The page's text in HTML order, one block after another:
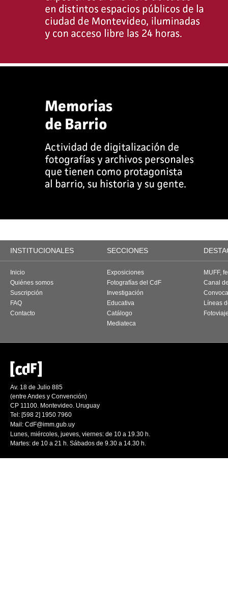
INSTITUCIONALES SECCIONES
Inicio
Quiénes somos
Suscripción
FAQ
Contacto
Exposiciones
Fotografías del CdF
Investigación
Educativa
Catálogo
Mediateca
MUFF,
Canal
Líneas
Av. 18 de Julio 885
(entre Andes y Convención)
CP 11100. Montevideo. Uruguay
Tel: [598 2] 1950 7960
Mail: CdF@imm.gub.uy
Lunes, miércoles, jueves, viernes: de 10 a 19.30 h.
Martes: de 10 a 21 h. Sábados de 9.30 a 14.30 h.